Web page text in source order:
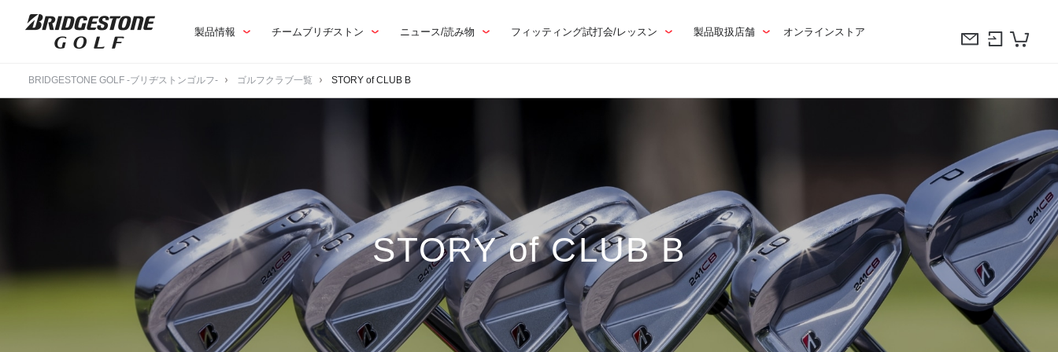
製品情報 チームブリヂストン ニュース/読み物 フィッティング試打会/レッスン 製品取扱店舗 オンラインストア
BRIDGESTONE GOLF -ブリヂストンゴルフ- ゴルフクラブ一覧 STORY of CLUB B
STORY of CLUB B